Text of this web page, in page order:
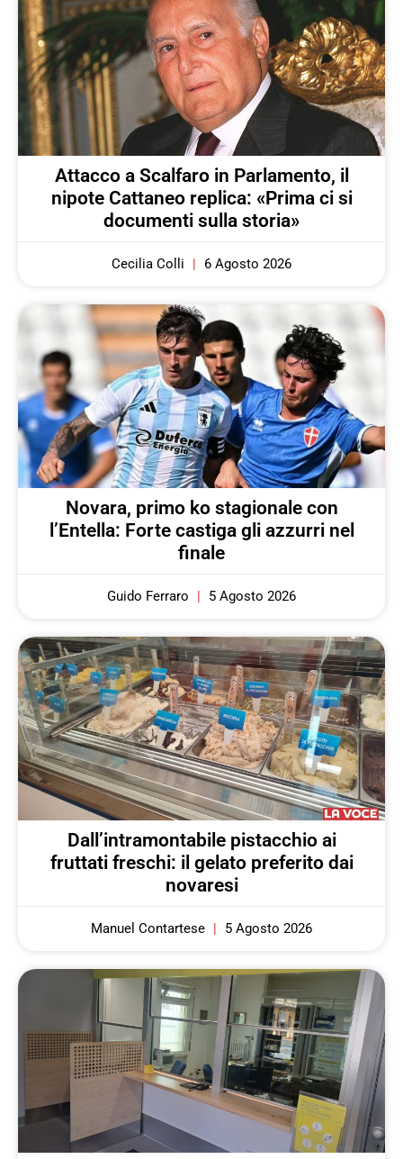
Attacco a Scalfaro in Parlamento, il
nipote Cattaneo replica: «Prima ci si
documenti sulla storia»
Cecilia Colli 6 Agosto 2026
Novara, primo ko stagionale con
l’Entella: Forte castiga gli azzurri nel
finale
Guido Ferraro 5 Agosto 2026
Dall’intramontabile pistacchio ai
fruttati freschi: il gelato preferito dai
novaresi
Manuel Contartese 5 Agosto 2026